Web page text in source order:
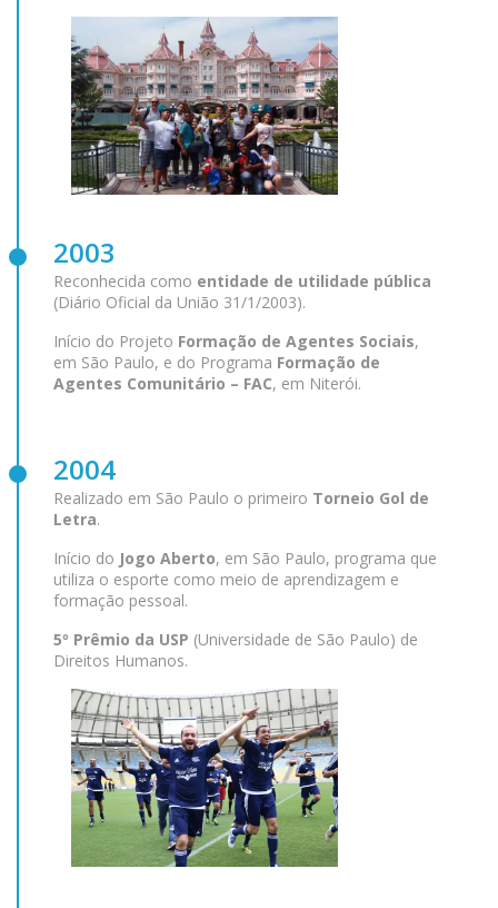
2003
Reconhecida como entidade de utilidade pública
(Diário Oficial da União 31/1/2003).
Início do Projeto Formação de Agentes Sociais,
em São Paulo, e do Programa Formação de
Agentes Comunitário – FAC, em Niterói.
2004
Realizado em São Paulo o primeiro Torneio Gol de
Letra.
Início do Jogo Aberto, em São Paulo, programa que
utiliza o esporte como meio de aprendizagem e
formação pessoal.
5º Prêmio da USP (Universidade de São Paulo) de
Direitos Humanos.